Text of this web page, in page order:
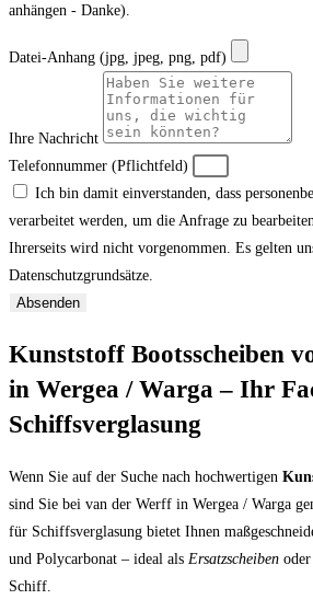
anhängen - Danke).
Datei-Anhang (jpg, jpeg, png, pdf)
Ihre Nachricht
Telefonnummer (Pflichtfeld)
Ich bin damit einverstanden, dass
verarbeitet werden, um die Anfrage zu
Ihrerseits wird nicht vorgenommen. Es gelten
Datenschutzgrundsätze.
Absenden
Kunststoff Bootsscheiben
in Wergea / Warga – Ihr
Schiffsverglasung
Wenn Sie auf der Suche nach hochwertigen
sind Sie bei van der Werff in Wergea / Warga
für Schiffsverglasung bietet Ihnen
und Polycarbonat – ideal als Ersatzscheiben
Schiff.